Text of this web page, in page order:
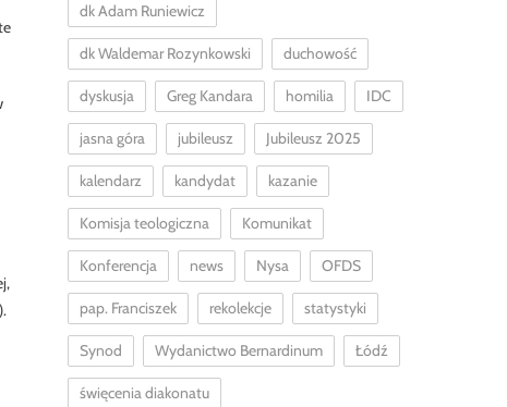
dk Adam Runiewicz
dk Waldemar Rozynkowski duchowość
dyskusja Greg Kandara homilia IDC
jasna góra jubileusz Jubileusz 2025
kalendarz kandydat kazanie
Komisja teologiczna Komunikat
Konferencja news Nysa OFDS
pap. Franciszek rekolekcje statystyki
Synod Wydanictwo Bernardinum Łódź
święcenia diakonatu